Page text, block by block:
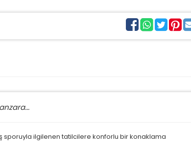
sporuyla ilgilenen tatilcilere konforlu bir konaklama